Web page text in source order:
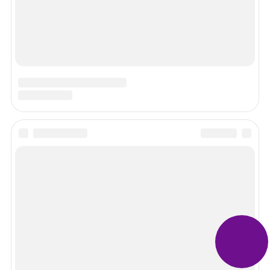
Карта сайта
©2015-2025 Law-divorce.org - Юридические консультации. Все